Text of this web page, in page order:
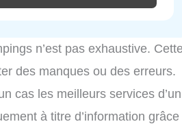
n’est pas exhaustive.
des manques ou des erreurs.
cas les meilleurs services d’un
à titre d’information grâce